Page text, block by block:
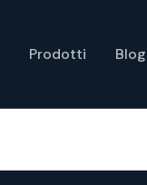
Prodotti Blog